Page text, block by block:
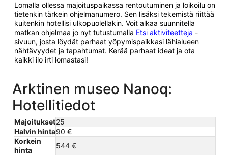
Lomalla ollessa majoituspaikassa rentoutuminen ja loikoilu on
tietenkin tärkein ohjelmanumero. Sen lisäksi tekemistä riittää
kuitenkin hotellisi ulkopuolellakin. Voit alkaa suunnitella
matkan ohjelmaa jo nyt tutustumalla Etsi aktiviteetteja -
sivuun, josta löydät parhaat yöpymispaikkasi lähialueen
nähtävyydet ja tapahtumat. Kerää parhaat ideat ja ota
kaikki ilo irti lomastasi!
Arktinen museo Nanoq:
Hotellitiedot
Majoitukset25
Halvin hinta90 €
Korkein
hinta
544 €